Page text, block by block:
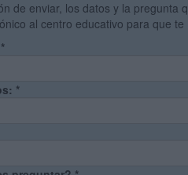
de enviar, los datos y la pregunta
al centro educativo para que
*
*